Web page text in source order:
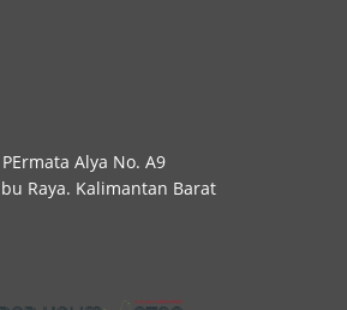
Alya No. A9
Raya. Kalimantan Barat